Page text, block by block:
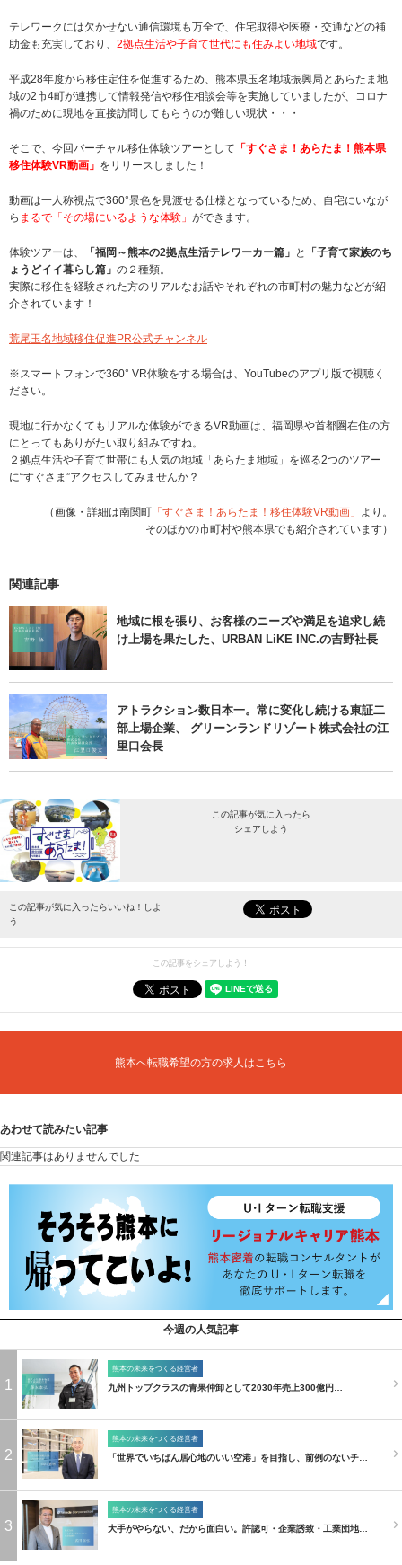
テレワークには欠かせない通信環境も万全で、住宅取得や医療・交通などの補
助金も充実しており、 2拠点生活や子育て世代にも住みよい地域です。
平成28年度から移住定住を促進するため、熊本県玉名地域振興局とあらたま地
域の2市4町が連携して情報発信や移住相談会等を実施していましたが、コロナ
禍のために現地を直接訪問してもらうのが難しい現状・・・
そこで、今回バーチャル移住体験ツアーとして 「すぐさま！あらたま！熊本県
移住体験VR動画」 をリリースしました！
動画は一人称視点で360°景色を見渡せる仕様となっているため、自宅にいなが
ら まるで「その場にいるような体験」 ができます。
体験ツアーは、 「福岡～熊本の2拠点生活テレワーカー篇」 と
「子育て家族のち
ょうどイイ暮らし篇」 の２種類。
実際に移住を経験された方のリアルなお話やそれぞれの市町村の魅力などが紹
介されています！
荒尾玉名地域移住促進PR公式チャンネル
※スマートフォンで360° VR体験をする場合は、YouTubeのアプリ版で視聴く
ださい。
現地に行かなくてもリアルな体験ができるVR動画は、福岡県や首都圏在住の方
にとってもありがたい取り組みですね。
２拠点生活や子育て世帯にも人気の地域「あらたま地域」を巡る2つのツアー
に“すぐさま”アクセスしてみませんか？
（画像・詳細は南関町 「すぐさま！あらたま！移住体験VR動画」 より。
そのほかの市町村や熊本県でも紹介されています）
関連記事
地域に根を張り、お客様のニーズや満足を追求し続
け上場を果たした、URBAN LiKE INC.の吉野社長
アトラクション数日本一。常に変化し続ける東証二
部上場企業、 グリーンランドリゾート株式会社の江
里口会長
この記事が気に入ったら
シェアしよう
最新情報をお届けします。
この記事が気に入ったらいいね！しよ
う
この記事をシェアしよう！
熊本へ転職希望の方の求人はこちら
あわせて読みたい記事
関連記事はありませんでした
今週の人気記事
1
熊本の未来をつくる経営者
九州トップクラスの青果仲卸として2030年売上300億円…
2
熊本の未来をつくる経営者
「世界でいちばん居心地のいい空港」を目指し、前例のないチ…
3
熊本の未来をつくる経営者
大手がやらない、だから面白い。許認可・企業誘致・工業団地…